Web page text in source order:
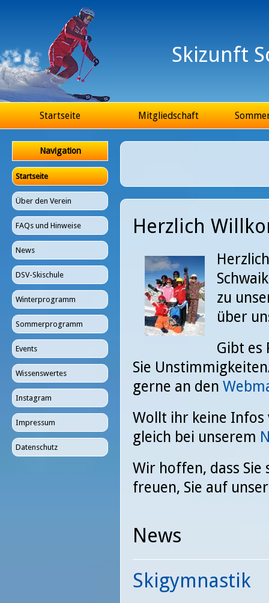
Skizunft
Hauptmenü
Startseite Mitgliedschaft
Navigation
Startseite
Über den Verein
FAQs und Hinweise
News
DSV-Skischule
Winterprogramm
Sommerprogramm
Events
Wissenswertes
Instagram
Impressum
Datenschutz
Herzlich
zu
über
Gibt es
Sie
gerne an den
Wollt ihr keine Infos
gleich bei unserem
Wir hoffen, dass
freuen, Sie auf
News
Skigymnastik